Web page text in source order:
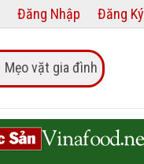
Đăng Nhập Đăng Ký
Mẹo vặt gia đình